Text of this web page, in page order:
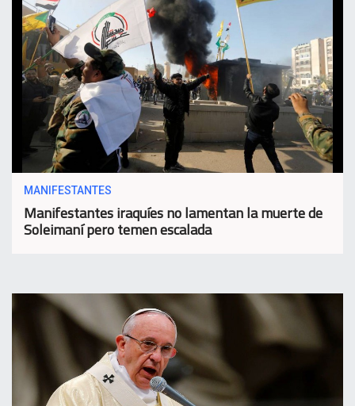
MANIFESTANTES
Manifestantes iraquíes no lamentan la muerte de
Soleimaní pero temen escalada